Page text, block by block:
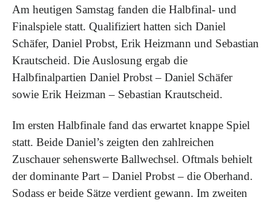
Am heutigen Samstag fanden die Halbfinal- und
Finalspiele statt. Qualifiziert hatten sich Daniel
Schäfer, Daniel Probst, Erik Heizmann und Sebastian
Krautscheid. Die Auslosung ergab die
Halbfinalpartien Daniel Probst – Daniel Schäfer
sowie Erik Heizman – Sebastian Krautscheid.
Im ersten Halbfinale fand das erwartet knappe Spiel
statt. Beide Daniel’s zeigten den zahlreichen
Zuschauer sehenswerte Ballwechsel. Oftmals behielt
der dominante Part – Daniel Probst – die Oberhand.
Sodass er beide Sätze verdient gewann. Im zweiten